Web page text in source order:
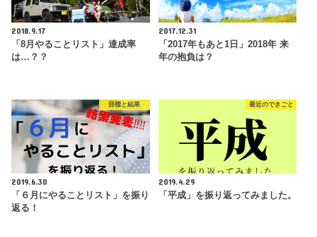
2018.9.17
「8月やることリスト」達成率
は…？？
2017.12.31
「2017年もあと1日」2018年 来
年の抱負は？
目標と結果
2019.6.30
「６月にやることリスト」を振り
返る！
最近のできごと
2019.4.29
「平成」を振り返ってみました。